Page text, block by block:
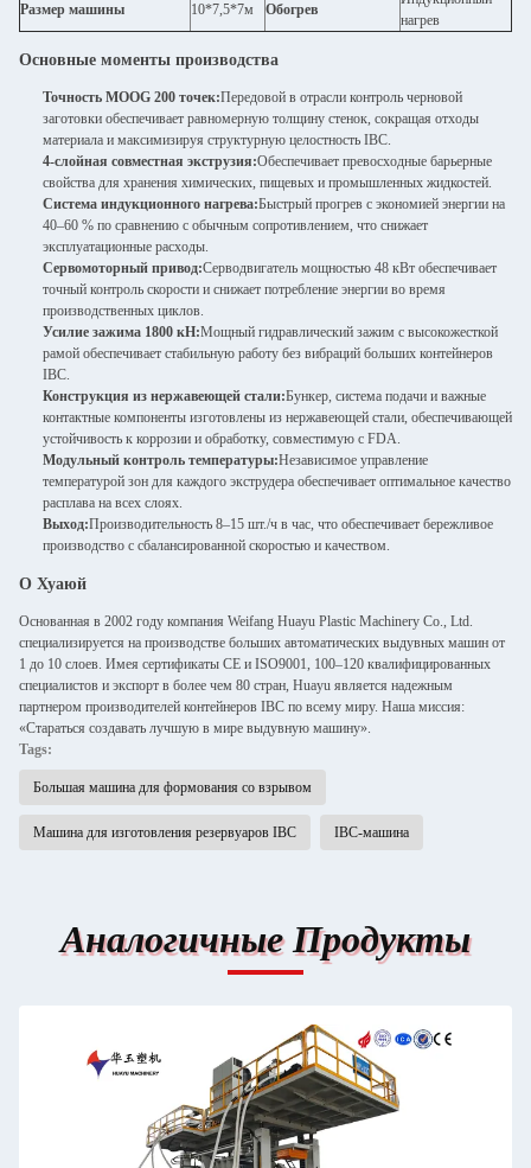
Размер машины 10*7,5*7м Обогрев
нагрев
Основные моменты производства
Точность MOOG 200 точек:Передовой в отрасли контроль черновой
заготовки обеспечивает равномерную толщину стенок, сокращая отходы
материала и максимизируя структурную целостность IBC.
4-слойная совместная экструзия:Обеспечивает превосходные барьерные
свойства для хранения химических, пищевых и промышленных жидкостей.
Система индукционного нагрева:Быстрый прогрев с экономией энергии на
40–60 % по сравнению с обычным сопротивлением, что снижает
эксплуатационные расходы.
Сервомоторный привод:Серводвигатель мощностью 48 кВт обеспечивает
точный контроль скорости и снижает потребление энергии во время
производственных циклов.
Усилие зажима 1800 кН:Мощный гидравлический зажим с высокожесткой
рамой обеспечивает стабильную работу без вибраций больших контейнеров
IBC.
Конструкция из нержавеющей стали:Бункер, система подачи и важные
контактные компоненты изготовлены из нержавеющей стали, обеспечивающей
устойчивость к коррозии и обработку, совместимую с FDA.
Модульный контроль температуры:Независимое управление
температурой зон для каждого экструдера обеспечивает оптимальное качество
расплава на всех слоях.
Выход:Производительность 8–15 шт./ч в час, что обеспечивает бережливое
производство с сбалансированной скоростью и качеством.
О Хуаюй
Основанная в 2002 году компания Weifang Huayu Plastic Machinery Co., Ltd.
специализируется на производстве больших автоматических выдувных машин от
1 до 10 слоев. Имея сертификаты CE и ISO9001, 100–120 квалифицированных
специалистов и экспорт в более чем 80 стран, Huayu является надежным
партнером производителей контейнеров IBC по всему миру. Наша миссия:
«Стараться создавать лучшую в мире выдувную машину».
Tags:
Большая машина для формования со взрывом
Машина для изготовления резервуаров IBC IBC-машина
Аналогичные Продукты